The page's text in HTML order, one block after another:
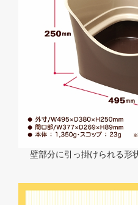
壁部分に引っ掛けられる形